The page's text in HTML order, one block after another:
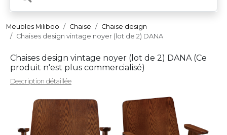
Meubles Miliboo Chaise
Chaise design
Chaises design vintage noyer (lot de 2) DANA
Chaises design vintage noyer (lot de 2) DANA (Ce
produit n'est plus commercialisé)
Description détaillée